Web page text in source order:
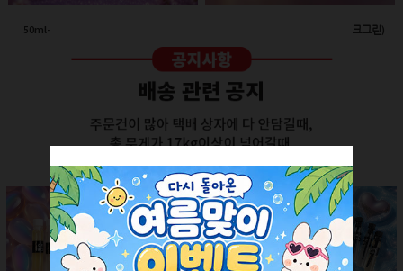
50ml-애플 스프레이(투명/화이트캡)
회원공개
260ml-고급세라믹 펌프용기(다크그린)
회원공개
더보기 +